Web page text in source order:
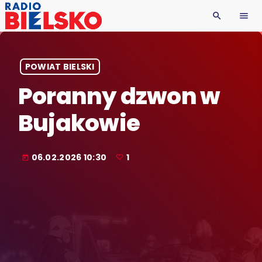
search menu
POWIAT BIELSKI
Poranny dzwon w
Bujakowie
today 06.02.2026 10:30 1